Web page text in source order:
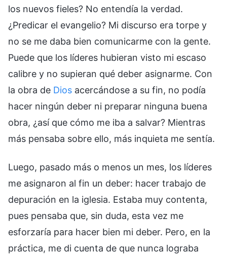
los nuevos fieles? No entendía la verdad.
¿Predicar el evangelio? Mi discurso era torpe y
no se me daba bien comunicarme con la gente.
Puede que los líderes hubieran visto mi escaso
calibre y no supieran qué deber asignarme. Con
la obra de Dios acercándose a su fin, no podía
hacer ningún deber ni preparar ninguna buena
obra, ¿así que cómo me iba a salvar? Mientras
más pensaba sobre ello, más inquieta me sentía.
Luego, pasado más o menos un mes, los líderes
me asignaron al fin un deber: hacer trabajo de
depuración en la iglesia. Estaba muy contenta,
pues pensaba que, sin duda, esta vez me
esforzaría para hacer bien mi deber. Pero, en la
práctica, me di cuenta de que nunca lograba